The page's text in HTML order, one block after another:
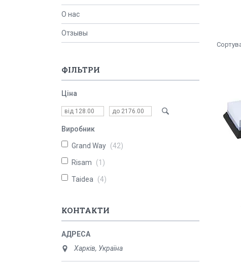
О нас
Отзывы
ФІЛЬТРИ
Ціна
Виробник
Grand Way 42
Risam 1
Taidea 4
КОНТАКТИ
Харків, Україна